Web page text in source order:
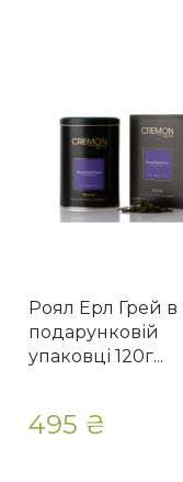
Роял Ерл Грей в
подарунковій
упаковці 120г...
495 ₴